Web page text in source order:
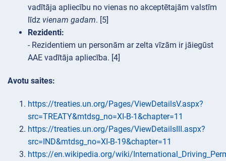
vadītāja apliecību no vienas no akceptētajām valstīm
līdz vienam gadam. [5]
Rezidenti:
- Rezidentiem un personām ar zelta vīzām ir jāiegūst
AAE vadītāja apliecība. [4]
Avotu saites:
https://treaties.un.org/Pages/ViewDetailsV.aspx?
src=TREATY&mtdsg_no=XI-B-1&chapter=11
https://treaties.un.org/Pages/ViewDetailsIII.aspx?
src=IND&mtdsg_no=XI-B-19&chapter=11
https://en.wikipedia.org/wiki/